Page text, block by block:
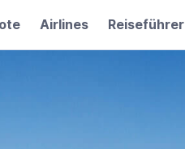
Airlines Reiseführer